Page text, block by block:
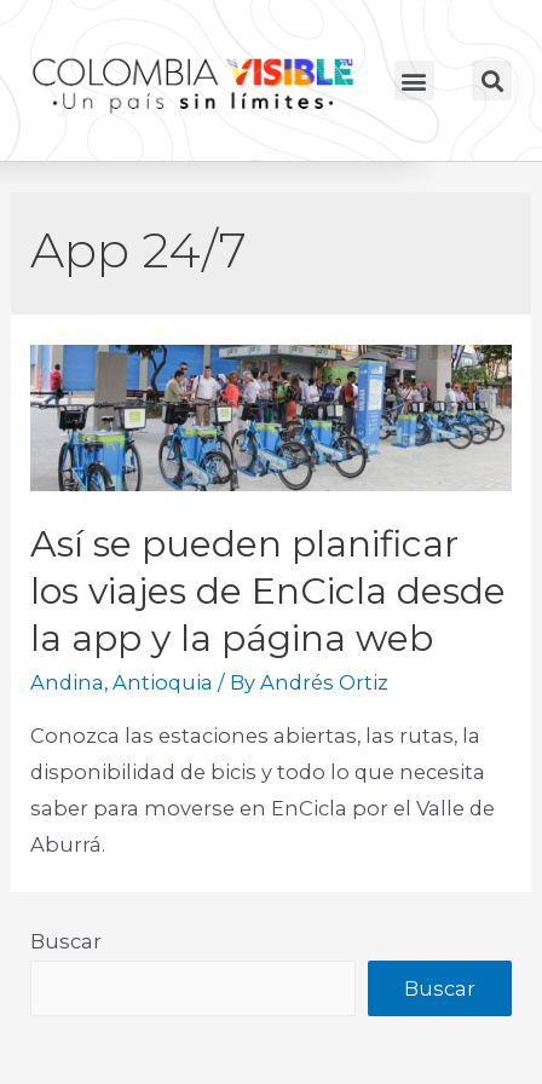
App 24/7
Así se pueden planificar
los viajes de EnCicla desde
la app y la página web
Andina,Antioquia / ByAndrés Ortiz
Conozca las estaciones abiertas, las rutas, la
disponibilidad de bicis y todo lo que necesita
saber para moverse en EnCicla por el Valle de
Aburrá.
Buscar
Buscar